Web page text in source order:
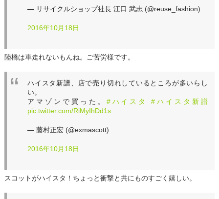
— リサイクルショップ社長 江口 武志 (@reuse_fashion)
2016年10月18日
陸橋は車走れないもんね。ご苦労様です。
ハイスタ新譜、店で売り切れしているところが多いらし
い。
アマゾンで買った。 #ハイスタ
#ハイスタ新譜
pic.twitter.com/RiMyIhDd1s
— 藤村正宏 (@exmascott)
2016年10月18日
スコットがハイスタ！ちょっと衝撃と共にものすごく嬉しい。